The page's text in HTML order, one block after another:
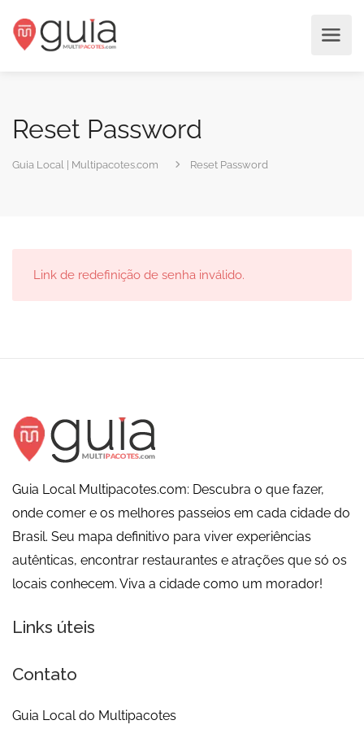
Reset Password
Guia Local | Multipacotes.com Reset Password
Link de redefinição de senha inválido.
Guia Local Multipacotes.com: Descubra o que fazer,
onde comer e os melhores passeios em cada cidade do
Brasil. Seu mapa definitivo para viver experiências
autênticas, encontrar restaurantes e atrações que só os
locais conhecem. Viva a cidade como um morador!
Links úteis
Contato
Guia Local do Multipacotes